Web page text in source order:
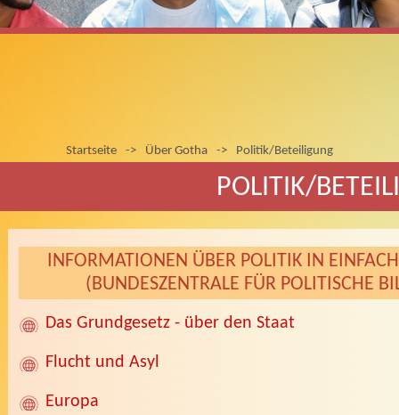
Startseite -> Über Gotha -> Politik/Beteiligung
POLITIK/
INFORMATIONEN ÜBER POLITIK IN
(BUNDESZENTRALE FÜR POLITISCHE
Das Grundgesetz - über den Staat
Flucht und Asyl
Europa